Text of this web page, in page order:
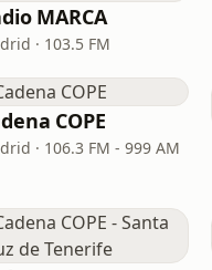
MARCA
· 103.5 FM
COPE
· 106.3 FM - 999 AM